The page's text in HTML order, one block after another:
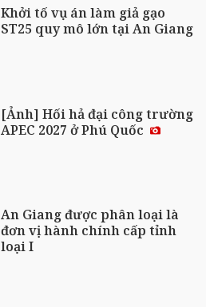
Khởi tố vụ án làm giả gạo
ST25 quy mô lớn tại An Giang
[Ảnh] Hối hả đại công trường
APEC 2027 ở Phú Quốc
An Giang được phân loại là
đơn vị hành chính cấp tỉnh
loại I